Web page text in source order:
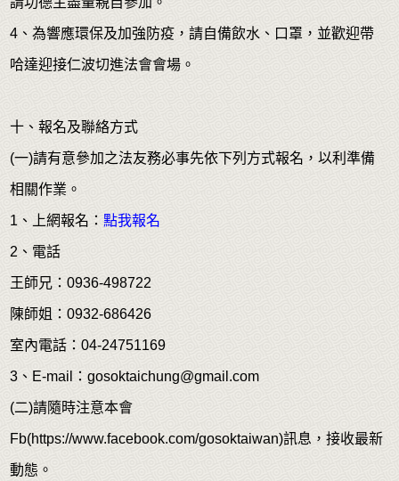
4、為響應環保及加強防疫，請自備飲水、口罩，並歡迎帶
哈達迎接仁波切進法會會場。
十、報名及聯絡方式
(一)請有意參加之法友務必事先依下列方式報名，以利準備
相關作業。
1、上網報名：點我報名
2、電話
王師兄：0936-498722
陳師姐：0932-686426
室內電話：04-24751169
3、E-mail：gosoktaichung@gmail.com
(二)請隨時注意本會
Fb(https://www.facebook.com/gosoktaiwan)訊息，接收最新
動態。